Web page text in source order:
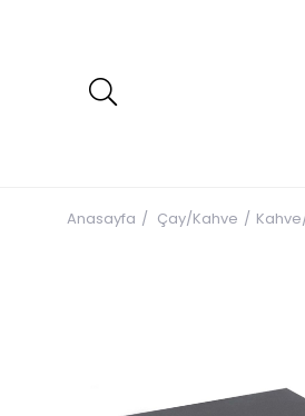
Anasayfa Çay/Kahve